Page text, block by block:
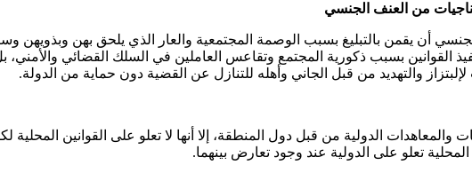
من العنف الجنسي
أن يقمن بالتبليغ بسبب الوصمة المجتمعية والعار الذي يلحق بهن وبذويهن
القوانين بسبب ذكورية المجتمع وتقاعس العاملين في السلك القضائي
والتهديد من قبل الجاني وأهله للتنازل عن القضية دون حماية من الدولة.
والمعاهدات الدولية من قبل دول المنطقة، إلا أنها لا تعلو على القوانين
تعلو على الدولية عند وجود تعارض بينهما.